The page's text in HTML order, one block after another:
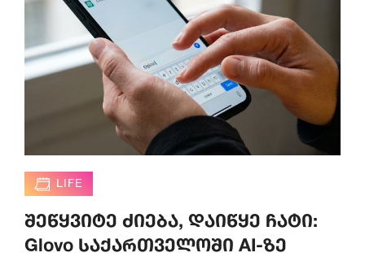
LIFE
შეწყვიტე ძიება, დაიწყე ჩატი:
Glovo საქართველოში AI-ზე